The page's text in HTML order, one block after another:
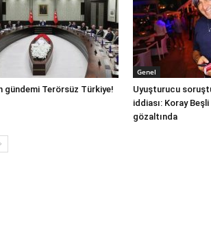
gündemi Terörsüz Türkiye!
Genel
Uyuşturucu
iddiası: Koray
gözaltında